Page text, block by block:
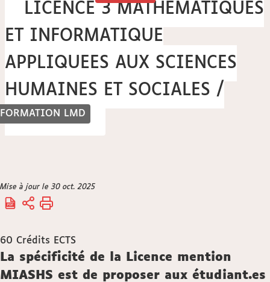
FORMATION LMD
LICENCE 3 MATHEMATIQUES
ET INFORMATIQUE
APPLIQUEES AUX SCIENCES
HUMAINES ET SOCIALES /
HISTOIRE
Vous
êtes
Accueil
Mise à jour le 30 oct. 2025
60 Crédits ECTS
Description
La spécificité de la Licence mention
MIASHS est de proposer aux étudiant.es